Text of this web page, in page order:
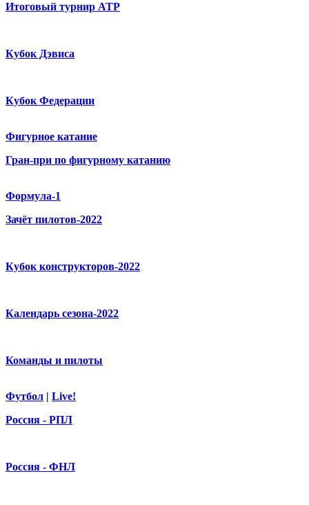
Итоговый турнир ATP
Кубок Дэвиса
Кубок Федерации
Фигурное катание
Гран-при по фигурному катанию
Формула-1
Зачёт пилотов-2022
Кубок конструкторов-2022
Календарь сезона-2022
Команды и пилоты
Футбол | Live!
Россия - РПЛ
Россия - ФНЛ